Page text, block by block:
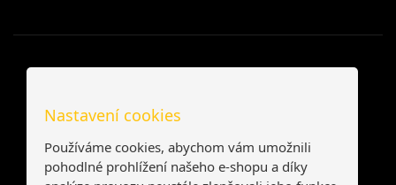
Nastavení cookies
Používáme cookies, abychom vám umožnili
pohodlné prohlížení našeho e-shopu a díky